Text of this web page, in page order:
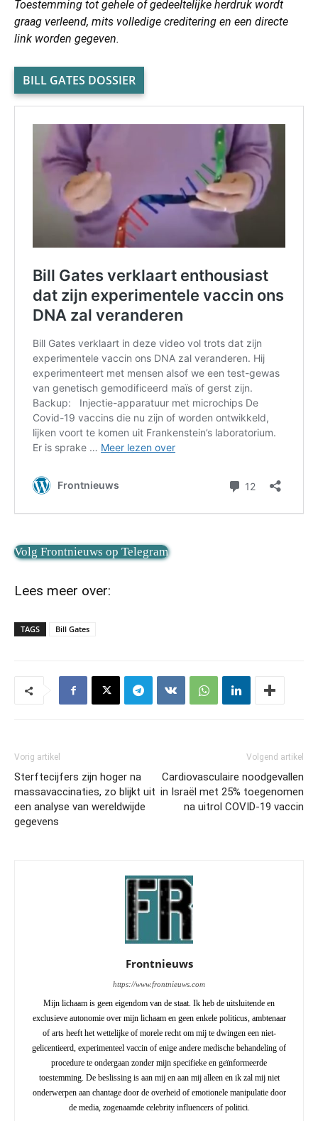
Toestemming tot gehele of gedeeltelijke herdruk wordt
graag verleend, mits volledige creditering en een directe
link worden gegeven.
BILL GATES DOSSIER
Volg Frontnieuws op Telegram
Lees meer over:
TAGS Bill Gates
Vorig artikel
Sterftecijfers zijn hoger na
massavaccinaties, zo blijkt uit
een analyse van wereldwijde
gegevens
Volgend artikel
Cardiovasculaire noodgevallen
in Israël met 25% toegenomen
na uitrol COVID-19 vaccin
Frontnieuws
https://www.frontnieuws.com
Mijn lichaam is geen eigendom van de staat. Ik heb de uitsluitende en
exclusieve autonomie over mijn lichaam en geen enkele politicus, ambtenaar
of arts heeft het wettelijke of morele recht om mij te dwingen een niet-
gelicentieerd, experimenteel vaccin of enige andere medische behandeling of
procedure te ondergaan zonder mijn specifieke en geïnformeerde
toestemming. De beslissing is aan mij en aan mij alleen en ik zal mij niet
onderwerpen aan chantage door de overheid of emotionele manipulatie door
de media, zogenaamde celebrity influencers of politici.